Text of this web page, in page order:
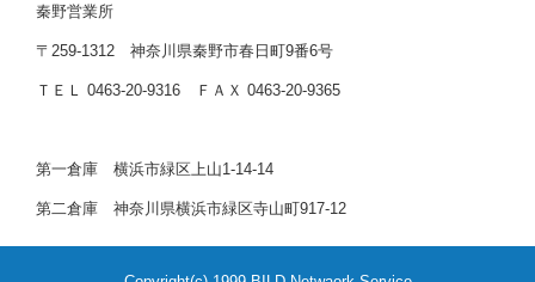
秦野営業所
〒259-1312 神奈川県秦野市春日町9番6号
ＴＥＬ 0463-20-9316 ＦＡＸ 0463-20-9365
第一倉庫 横浜市緑区上山1-14-14
第二倉庫 神奈川県横浜市緑区寺山町917-12